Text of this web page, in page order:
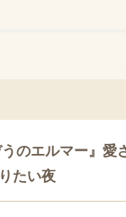
のエルマー』愛
たい夜